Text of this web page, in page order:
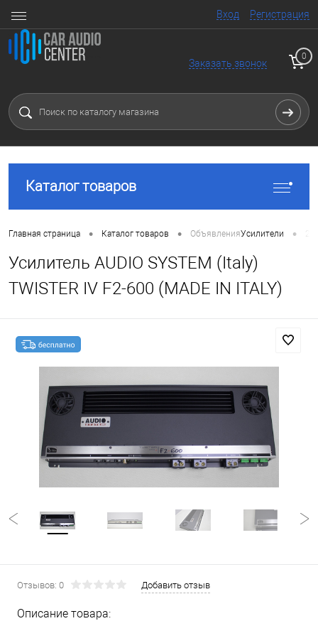
Вход Регистрация
Заказать звонок
0
Каталог товаров
Главная страница • Каталог товаров • ОбъявленияУсилители • 2
Усилитель AUDIO SYSTEM (Italy)
TWISTER IV F2-600 (MADE IN ITALY)
Отзывов: 0 Добавить отзыв
Описание товара: